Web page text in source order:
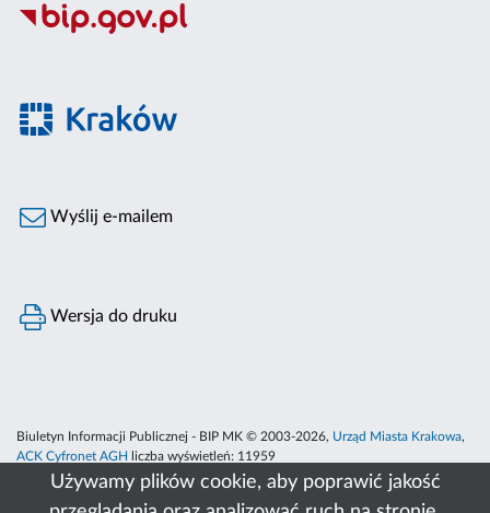
Używamy plików cookie, aby poprawić jakość
Wyślij e-mailem
Wersja do druku
Biuletyn Informacji Publicznej - BIP MK © 2003-2026, Urząd Miasta Krakowa,
ACK Cyfronet AGH
liczba wyświetleń: 11959